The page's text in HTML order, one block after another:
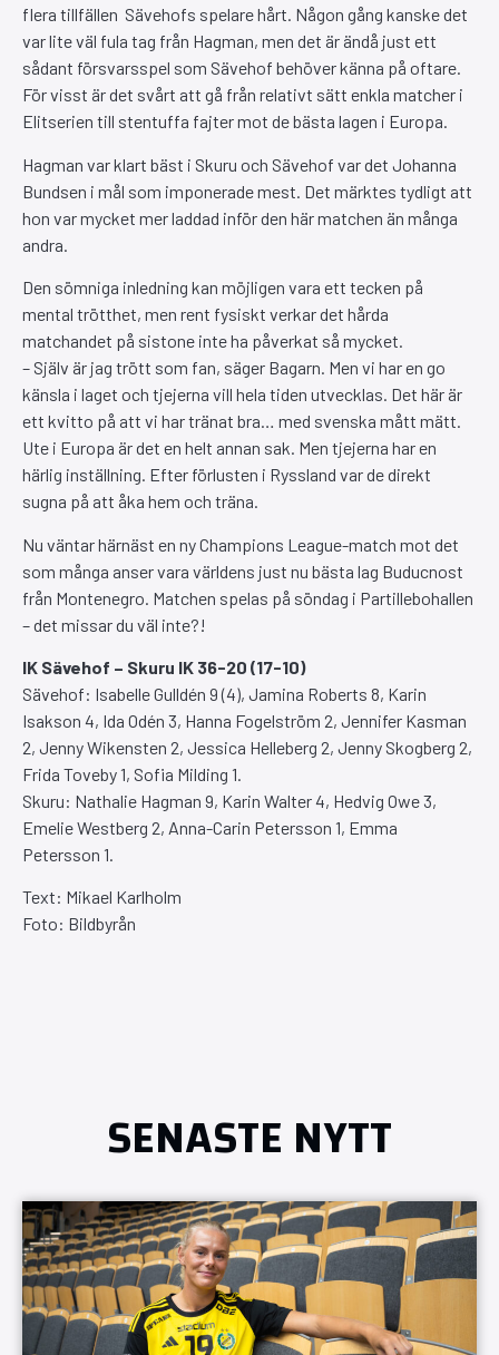
flera tillfällen Sävehofs spelare hårt. Någon gång kanske det
var lite väl fula tag från Hagman, men det är ändå just ett
sådant försvarsspel som Sävehof behöver känna på oftare.
För visst är det svårt att gå från relativt sätt enkla matcher i
Elitserien till stentuffa fajter mot de bästa lagen i Europa.
Hagman var klart bäst i Skuru och Sävehof var det Johanna
Bundsen i mål som imponerade mest. Det märktes tydligt att
hon var mycket mer laddad inför den här matchen än många
andra.
Den sömniga inledning kan möjligen vara ett tecken på
mental trötthet, men rent fysiskt verkar det hårda
matchandet på sistone inte ha påverkat så mycket.
– Själv är jag trött som fan, säger Bagarn. Men vi har en go
känsla i laget och tjejerna vill hela tiden utvecklas. Det här är
ett kvitto på att vi har tränat bra… med svenska mått mätt.
Ute i Europa är det en helt annan sak. Men tjejerna har en
härlig inställning. Efter förlusten i Ryssland var de direkt
sugna på att åka hem och träna.
Nu väntar härnäst en ny Champions League-match mot det
som många anser vara världens just nu bästa lag Buducnost
från Montenegro. Matchen spelas på söndag i Partillebohallen
– det missar du väl inte?!
IK Sävehof – Skuru IK 36-20 (17-10)
Sävehof: Isabelle Gulldén 9 (4), Jamina Roberts 8, Karin
Isakson 4, Ida Odén 3, Hanna Fogelström 2, Jennifer Kasman
2, Jenny Wikensten 2, Jessica Helleberg 2, Jenny Skogberg 2,
Frida Toveby 1, Sofia Milding 1.
Skuru: Nathalie Hagman 9, Karin Walter 4, Hedvig Owe 3,
Emelie Westberg 2, Anna-Carin Petersson 1, Emma
Petersson 1.
Text: Mikael Karlholm
Foto: Bildbyrån
SENASTE NYTT